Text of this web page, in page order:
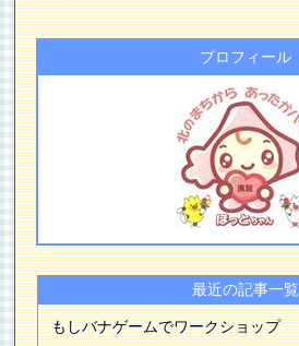
プロフィール
最近の記事一覧
もしバナゲームでワークショップ